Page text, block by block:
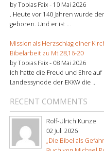
by Tobias Faix - 10 Mai 2026
. Heute vor 140 Jahren wurde
geboren. Und er ist ...
Mission als Herzschlag einer
Bibelarbeit zu Mt 28,16-20
by Tobias Faix - 08 Mai 2026
Ich hatte die Freud und Ehre
Landessynode der EKKW die ...
RECENT COMMENTS
Rolf-Ulrich Kunze
02 Juli 2026
„Die Bibel als